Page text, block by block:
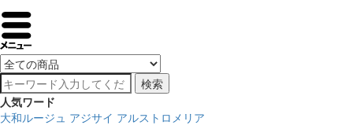
検索
人気ワード
大和ルージュ アジサイ アルストロメリア